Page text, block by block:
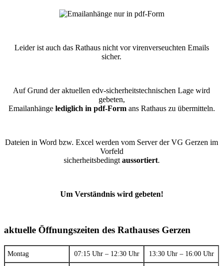
Leider ist auch das Rathaus nicht vor virenverseuchten Emails
sicher.
Auf Grund der aktuellen edv-sicherheitstechnischen Lage wird
gebeten,
Emailanhänge lediglich in pdf-Formans Rathaus zu übermitteln.
Dateien in Word bzw. Excel werden vom Server der VG Gerzen im
Vorfeld
sicherheitsbedingt aussortiert.
Um Verständnis wird gebeten!
aktuelle Öffnungszeiten des Rathauses Gerzen
Montag 07:15 Uhr – 12:30 Uhr 13:30 Uhr – 16:00 Uhr